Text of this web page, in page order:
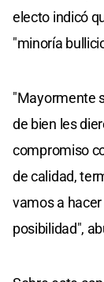
electo indicó
"minoría
"Mayormente
de bien les
compromiso
de calidad,
vamos a
posibilidad",